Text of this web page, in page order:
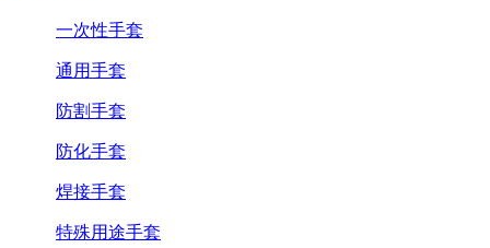
一次性手套
通用手套
防割手套
防化手套
焊接手套
特殊用途手套